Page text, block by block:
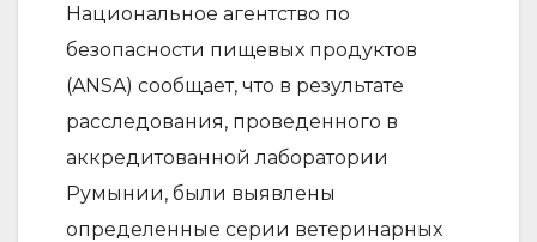
Национальное агентство по
безопасности пищевых продуктов
(ANSA) сообщает, что в результате
расследования, проведенного в
аккредитованной лаборатории
Румынии, были выявлены
определенные серии ветеринарных